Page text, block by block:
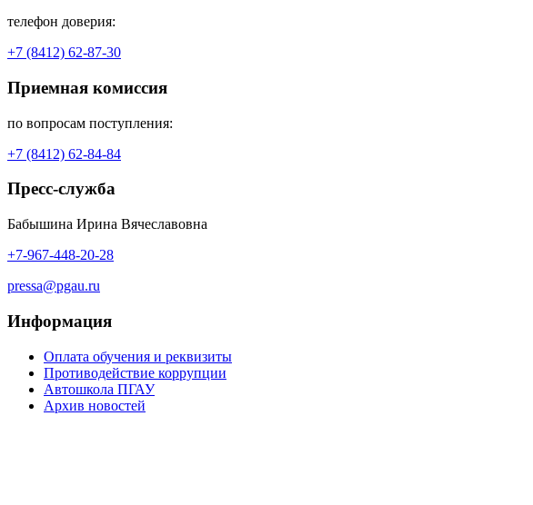
телефон доверия:
+7 (8412) 62-87-30
Приемная комиссия
по вопросам поступления:
+7 (8412) 62-84-84
Пресс-служба
Бабышина Ирина Вячеславовна
+7-967-448-20-28
pressa@pgau.ru
Информация
Оплата обучения и реквизиты
Противодействие коррупции
Автошкола ПГАУ
Архив новостей